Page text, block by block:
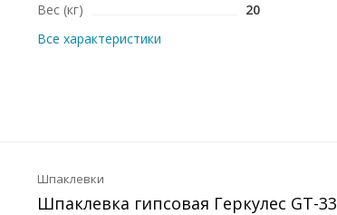
Вес (кг)
20
Все характеристики
Шпаклевки
Шпаклевка гипсовая Геркулес GT-33